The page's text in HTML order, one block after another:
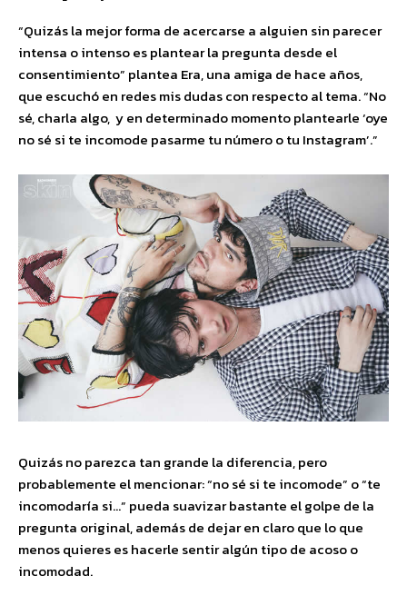
“Quizás la mejor forma de acercarse a alguien sin parecer
intensa o intenso es plantear la pregunta desde el
consentimiento” plantea Era, una amiga de hace años,
que escuchó en redes mis dudas con respecto al tema. “No
sé, charla algo, y en determinado momento plantearle ‘oye
no sé si te incomode pasarme tu número o tu Instagram’.”
Quizás no parezca tan grande la diferencia, pero
probablemente el mencionar: “no sé si te incomode” o “te
incomodaría si…” pueda suavizar bastante el golpe de la
pregunta original, además de dejar en claro que lo que
menos quieres es hacerle sentir algún tipo de acoso o
incomodad.